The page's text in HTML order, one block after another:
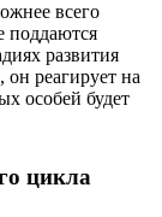
всего
поддаются
развития
он реагирует на
особей будет
цикла